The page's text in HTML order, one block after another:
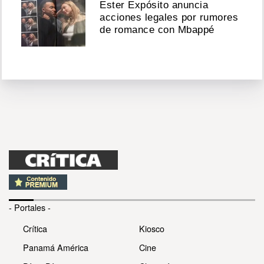
Ester Expósito anuncia
acciones legales por rumores
de romance con Mbappé
- Portales -
Crítica
Panamá América
Kiosco
Cine